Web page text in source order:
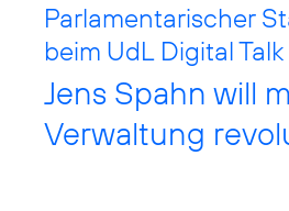
Parlamentarischer
beim UdL Digital
Jens Spahn will
Verwaltung